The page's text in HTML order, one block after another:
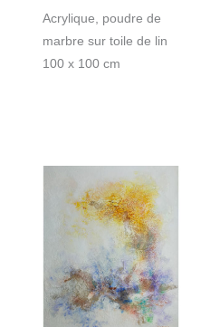
Acrylique, poudre de
marbre sur toile de lin
100 x 100 cm